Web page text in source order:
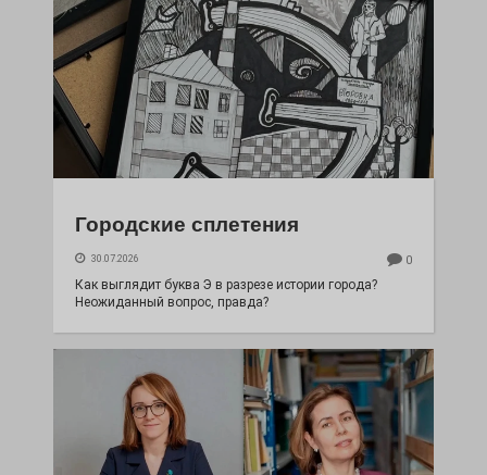
Городские сплетения
30.07.2026 0
Как выглядит буква Э в разрезе истории города?
Неожиданный вопрос, правда?